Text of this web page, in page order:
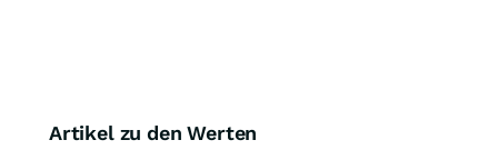
Artikel zu den Werten